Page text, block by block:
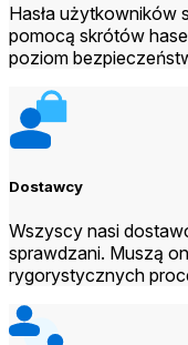
Hasła użytkowników
pomocą skrótów
poziom
Dostawcy
Wszyscy nasi
sprawdzani. Muszą
rygorystycznych